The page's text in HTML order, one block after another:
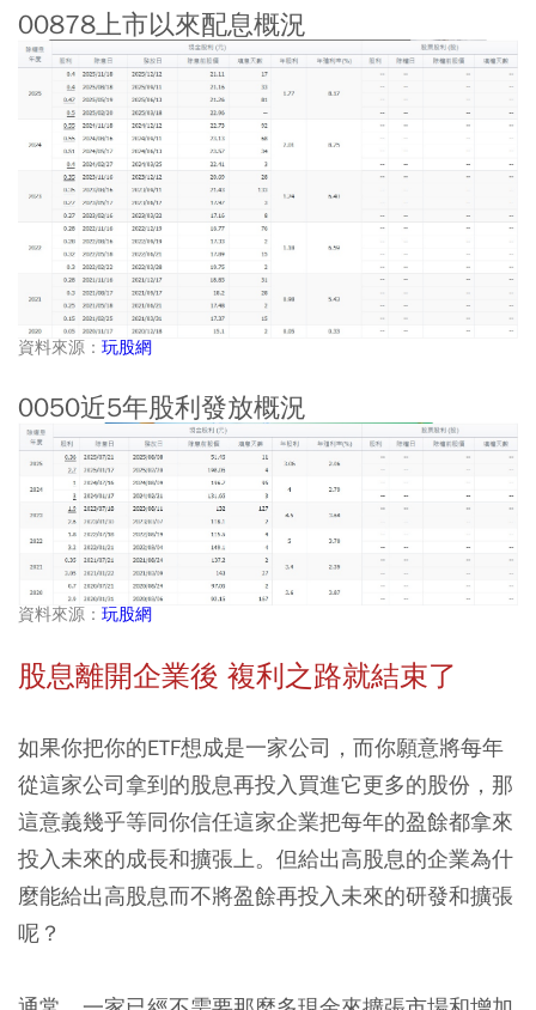
00878上市以來配息概況
資料來源： 玩股網
0050近5年股利發放概況
資料來源： 玩股網
股息離開企業後 複利之路就結束了
如果你把你的ETF想成是一家公司，而你願意將每年
從這家公司拿到的股息再投入買進它更多的股份，那
這意義幾乎等同你信任這家企業把每年的盈餘都拿來
投入未來的成長和擴張上。但給出高股息的企業為什
麼能給出高股息而不將盈餘再投入未來的研發和擴張
呢？